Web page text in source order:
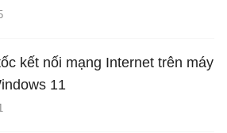
kết nối mạng Internet trên máy
11